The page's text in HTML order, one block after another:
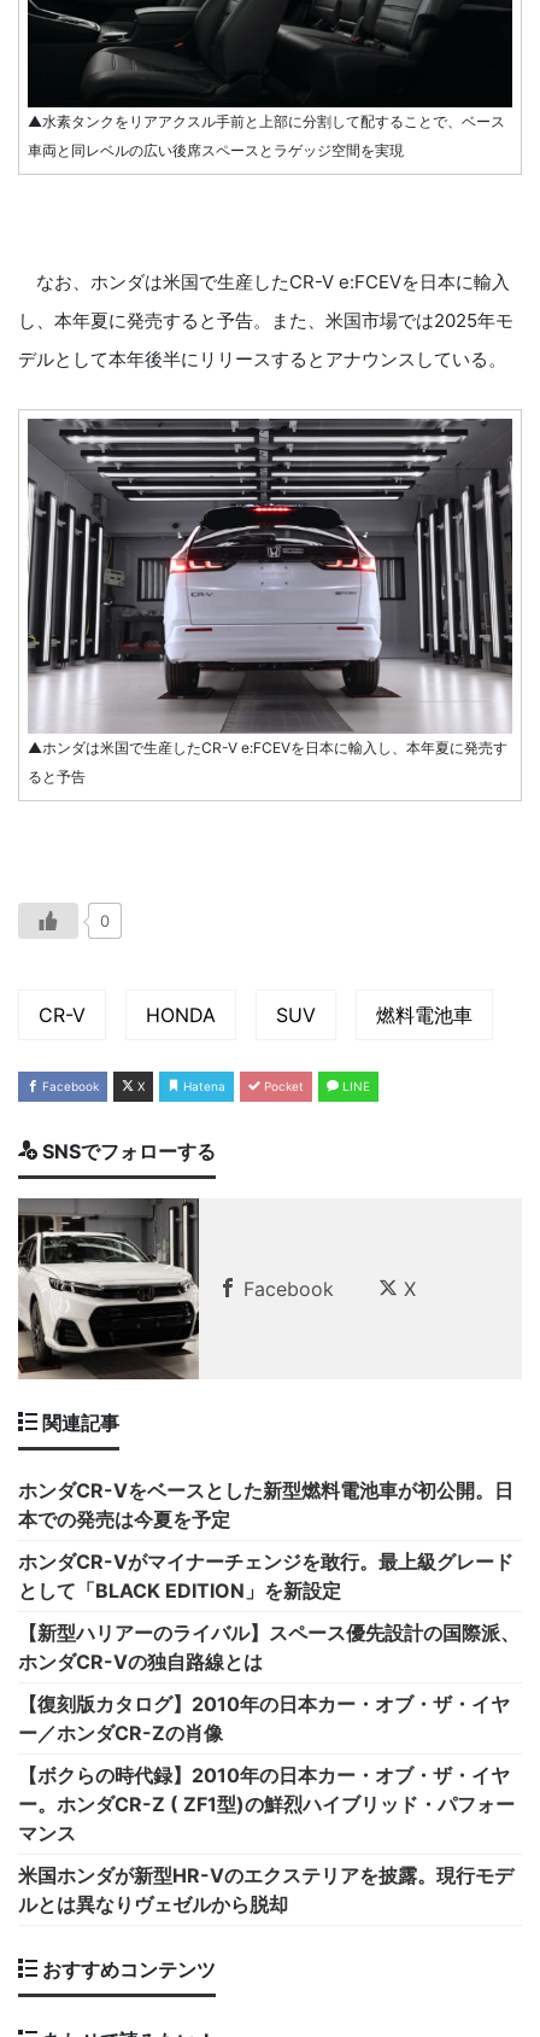
▲水素タンクをリアアクスル手前と上部に分割して配することで、ベース
車両と同レベルの広い後席スペースとラゲッジ空間を実現
なお、ホンダは米国で生産したCR-V e:FCEVを日本に輸入
し、本年夏に発売すると予告。また、米国市場では2025年モ
デルとして本年後半にリリースするとアナウンスしている。
▲ホンダは米国で生産したCR-V e:FCEVを日本に輸入し、本年夏に発売す
ると予告
0
CR-V HONDA SUV 燃料電池車
Facebook X Hatena Pocket LINE
SNSでフォローする
Facebook X
関連記事
ホンダCR-Vをベースとした新型燃料電池車が初公開。日
本での発売は今夏を予定
ホンダCR-Vがマイナーチェンジを敢行。最上級グレード
として「BLACK EDITION」を新設定
【新型ハリアーのライバル】スペース優先設計の国際派、
ホンダCR-Vの独自路線とは
【復刻版カタログ】2010年の日本カー・オブ・ザ・イヤ
ー／ホンダCR-Zの肖像
【ボクらの時代録】2010年の日本カー・オブ・ザ・イヤ
ー。ホンダCR-Z ( ZF1型)の鮮烈ハイブリッド・パフォー
マンス
米国ホンダが新型HR-Vのエクステリアを披露。現行モデ
ルとは異なりヴェゼルから脱却
おすすめコンテンツ